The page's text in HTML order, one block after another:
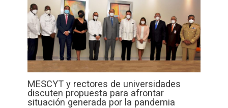
MESCYT y rectores de universidades
discuten propuesta para afrontar
situación generada por la pandemia